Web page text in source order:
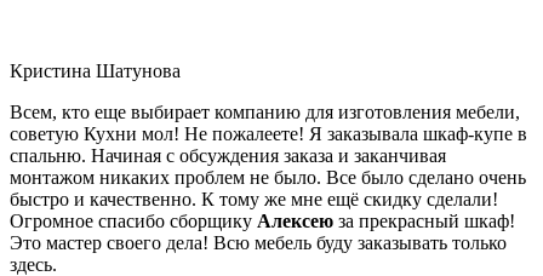
Кристина Шатунова
Всем, кто еще выбирает компанию для изготовления мебели,
советую Кухни мол! Не пожалеете! Я заказывала шкаф-купе в
спальню. Начиная с обсуждения заказа и заканчивая
монтажом никаких проблем не было. Все было сделано очень
быстро и качественно. К тому же мне ещё скидку сделали!
Огромное спасибо сборщику Алексею за прекрасный шкаф!
Это мастер своего дела! Всю мебель буду заказывать только
здесь.